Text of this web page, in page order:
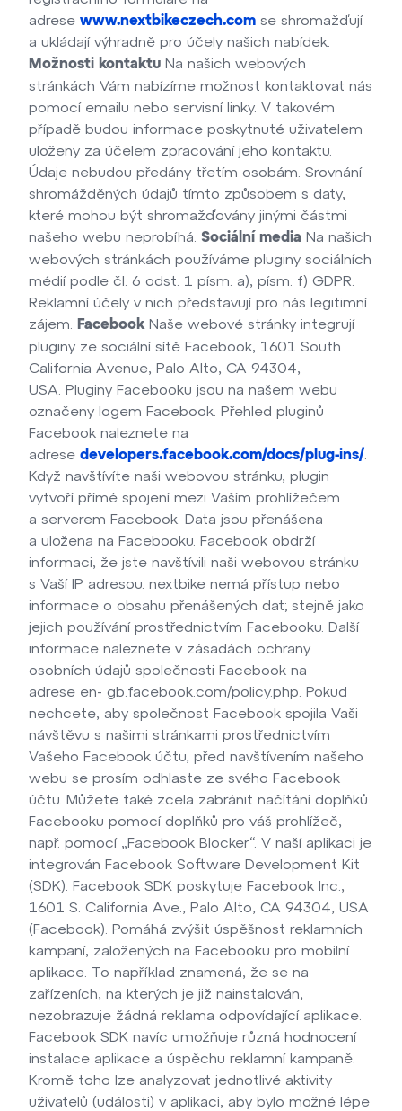
adrese www.nextbikeczech.com se shromažďují
a ukládají výhradně pro účely našich nabídek.
Možnosti kontaktu Na našich webových
stránkách Vám nabízíme možnost kontaktovat nás
pomocí emailu nebo servisní linky. V takovém
případě budou informace poskytnuté uživatelem
uloženy za účelem zpracování jeho kontaktu.
Údaje nebudou předány třetím osobám. Srovnání
shromážděných údajů tímto způsobem s daty,
které mohou být shromažďovány jinými částmi
našeho webu neprobíhá.
Sociální media Na našich
webových stránkách používáme pluginy sociálních
médií podle čl. 6 odst. 1 písm. a), písm. f) GDPR.
Reklamní účely v nich představují pro nás legitimní
zájem.
Facebook Naše webové stránky integrují
pluginy ze sociální sítě Facebook, 1601 South
California Avenue, Palo Alto, CA 94304,
USA. Pluginy Facebooku jsou na našem webu
označeny logem Facebook. Přehled pluginů
Facebook naleznete na
adrese developers.facebook.com/docs/plug-ins/
Když navštívíte naši webovou stránku, plugin
vytvoří přímé spojení mezi Vaším prohlížečem
a serverem Facebook. Data jsou přenášena
a uložena na Facebooku. Facebook obdrží
informaci, že jste navštívili naši webovou stránku
s Vaší IP adresou. nextbike nemá přístup nebo
informace o obsahu přenášených dat; stejně jako
jejich používání prostřednictvím Facebooku. Další
informace naleznete v zásadách ochrany
osobních údajů společnosti Facebook na
adrese en- gb.facebook.com/policy.php. Pokud
nechcete, aby společnost Facebook spojila Vaši
návštěvu s našimi stránkami prostřednictvím
Vašeho Facebook účtu, před navštívením našeho
webu se prosím odhlaste ze svého Facebook
účtu. Můžete také zcela zabránit načítání doplňků
Facebooku pomocí doplňků pro váš prohlížeč,
např. pomocí „Facebook Blocker“. V naší aplikaci je
integrován Facebook Software Development Kit
(SDK). Facebook SDK poskytuje Facebook Inc.,
1601 S. California Ave., Palo Alto, CA 94304, USA
(Facebook). Pomáhá zvýšit úspěšnost reklamních
kampaní, založených na Facebooku pro mobilní
aplikace. To například znamená, že se na
zařízeních, na kterých je již nainstalován,
nezobrazuje žádná reklama odpovídající aplikace.
Facebook SDK navíc umožňuje různá hodnocení
instalace aplikace a úspěchu reklamní kampaně.
Kromě toho lze analyzovat jednotlivé aktivity
uživatelů (události) v aplikaci, aby bylo možné lépe